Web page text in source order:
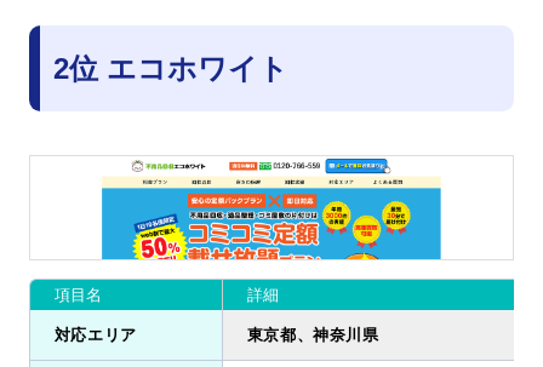
2位 エコホワイト
項目名 詳細
対応エリア 東京都、神奈川県